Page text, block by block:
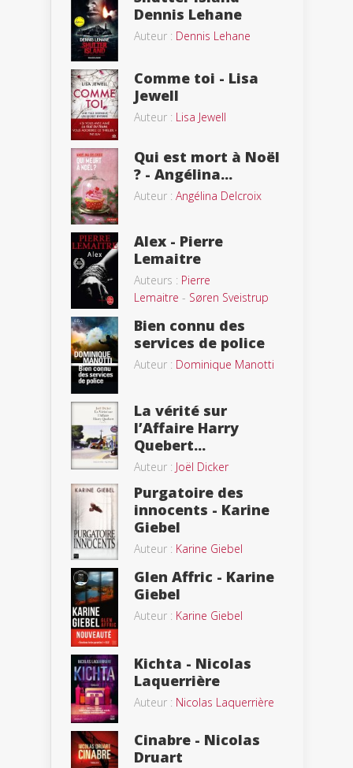
Dennis Lehane
Auteur : Dennis Lehane
Comme toi - Lisa
Jewell
Auteur : Lisa Jewell
Qui est mort à Noël
? - Angélina...
Auteur : Angélina Delcroix
Alex - Pierre
Lemaitre
Auteurs : Pierre
Lemaitre - Søren Sveistrup
Bien connu des
services de police
Auteur : Dominique Manotti
La vérité sur
l’Affaire Harry
Quebert...
Auteur : Joël Dicker
Purgatoire des
innocents - Karine
Giebel
Auteur : Karine Giebel
Glen Affric - Karine
Giebel
Auteur : Karine Giebel
Kichta - Nicolas
Laquerrière
Auteur : Nicolas Laquerrière
Cinabre - Nicolas
Druart